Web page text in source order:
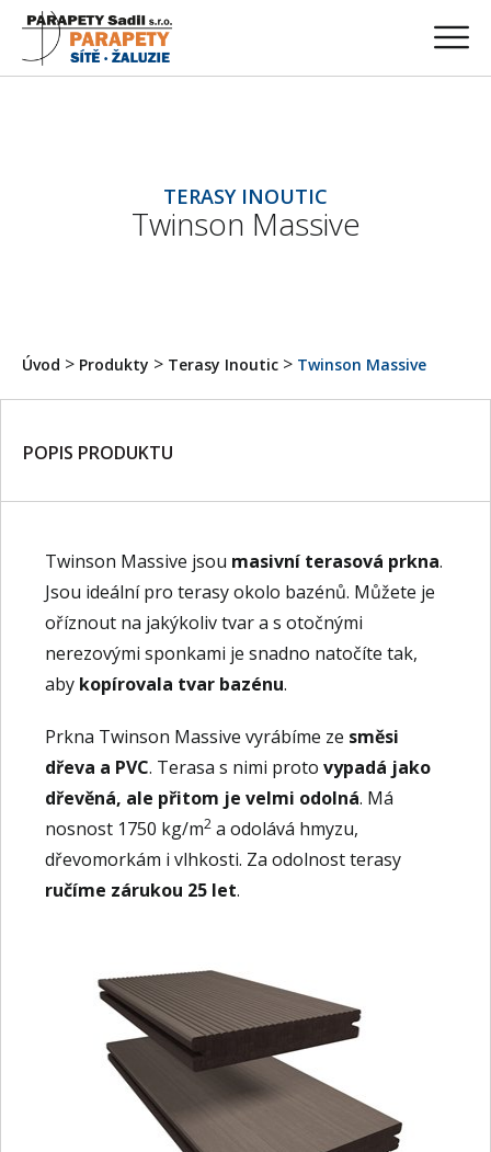
TERASY INOUTIC
Twinson Massive
Úvod > Produkty > Terasy Inoutic > Twinson Massive
POPIS PRODUKTU
Twinson Massive jsou masivní terasová prkna.
Jsou ideální pro terasy okolo bazénů. Můžete je
oříznout na jakýkoliv tvar a s otočnými
nerezovými sponkami je snadno natočíte tak,
aby kopírovala tvar bazénu.
Prkna Twinson Massive vyrábíme ze směsi
dřeva a PVC. Terasa s nimi proto vypadá jako
dřevěná, ale přitom je velmi odolná. Má
nosnost 1750 kg/m2 a odolává hmyzu,
dřevomorkám i vlhkosti. Za odolnost terasy
ručíme zárukou 25 let.